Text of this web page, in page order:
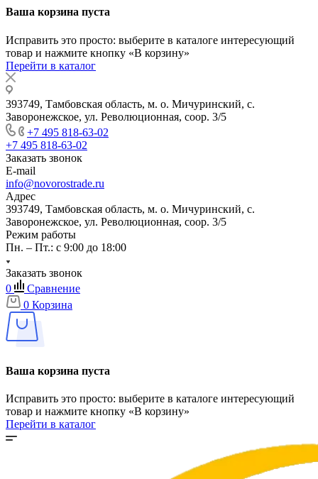
Ваша корзина пуста
Исправить это просто: выберите в каталоге интересующий
товар и нажмите кнопку «В корзину»
Перейти в каталог
393749, Тамбовская область, м. о. Мичуринский, с.
Заворонежское, ул. Революционная, соор. 3/5
+7 495 818-63-02
+7 495 818-63-02
Заказать звонок
E-mail
info@novorostrade.ru
Адрес
393749, Тамбовская область, м. о. Мичуринский, с.
Заворонежское, ул. Революционная, соор. 3/5
Режим работы
Пн. – Пт.: с 9:00 до 18:00
Заказать звонок
0
Сравнение
0 Корзина
Ваша корзина пуста
Исправить это просто: выберите в каталоге интересующий
товар и нажмите кнопку «В корзину»
Перейти в каталог